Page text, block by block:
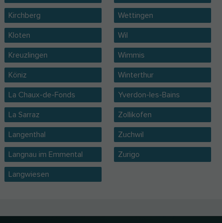
Kirchberg
Kloten
Kreuzlingen
Köniz
La Chaux-de-Fonds
La Sarraz
Langenthal
Langnau im Emmental
Langwiesen
Wettingen
Wil
Wimmis
Winterthur
Yverdon-les-Bains
Zollikofen
Zuchwil
Zurigo